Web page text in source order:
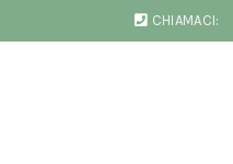
CHIAMACI: